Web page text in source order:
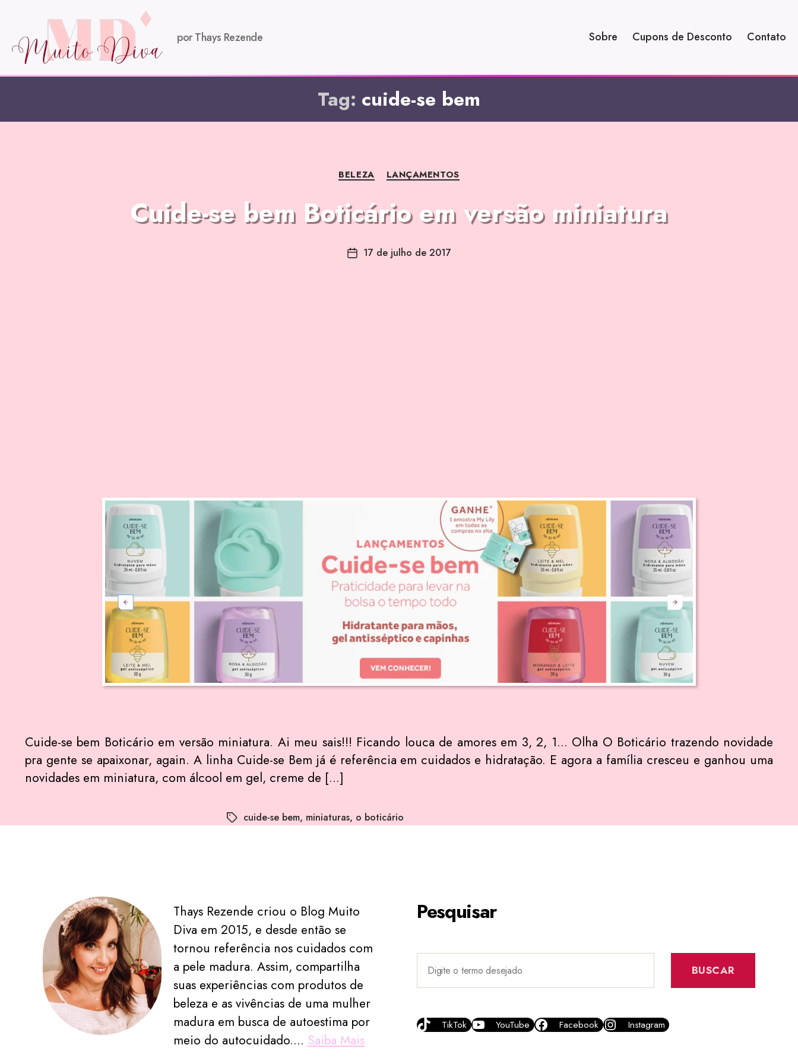
por Thays Rezende Sobre Cupons de Desconto Contato
Tag: cuide-se bem
BELEZA LANÇAMENTOS
Cuide-se bem Boticário em versão miniatura
17 de julho de 2017
Cuide-se bem Boticário em versão miniatura. Ai meu sais!!! Ficando louca de amores em 3, 2, 1… Olha O Boticário trazendo novidade
pra gente se apaixonar, again. A linha Cuide-se Bem já é referência em cuidados e hidratação. E agora a família cresceu e ganhou uma
novidades em miniatura, com álcool em gel, creme de […]
cuide-se bem, miniaturas, o boticário
Thays Rezende criou o Blog Muito
Diva em 2015, e desde então se
tornou referência nos cuidados com
a pele madura. Assim, compartilha
suas experiências com produtos de
beleza e as vivências de uma mulher
madura em busca de autoestima por
meio do autocuidado.... Saiba Mais
Pesquisar
BUSCAR
TikTok YouTube Facebook Instagram